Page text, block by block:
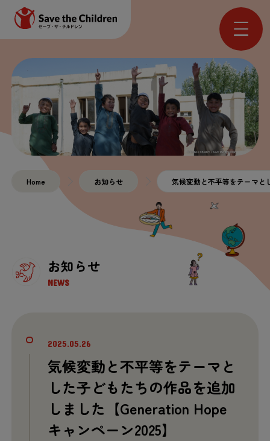
お知らせ
NEWS
Home お知らせ 気候変動と不平等をテーマ
2025.05.26
気候変動と不平等をテーマと
した子どもたちの作品を追加
しました【Generation Hope
キャンペーン2025】